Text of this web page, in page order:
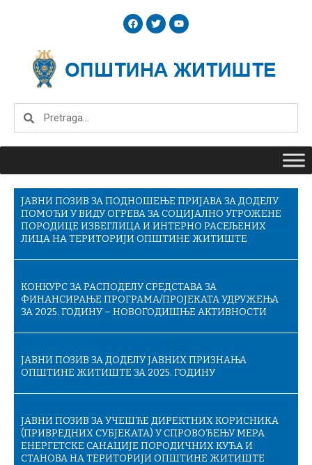
F
a
c
o
o
T
w
i
e
r
Y
o
u
b
e
Search
ЈАВНИ ПОЗИВ ЗА ПОДНОШЕЊЕ ПРИЈАВА ЗА ДОДЕЛУ
ПОМОЋИ У ВИДУ ОГРЕВА ЗА СОЦИЈАЛНО УГРОЖЕНЕ
ПОРОДИЦЕ ИЗБЕГЛИЦА И ИНТЕРНО РАСЕЉЕНИХ
ЛИЦА НА ТЕРИТОРИЈИ ОПШТИНЕ ЖИТИШТЕ
КОНКУРС ЗА РАСПОДЕЛУ СРЕДСТАВА ЗА
ФИНАНСИРАЊЕ ПРОГРАМА/ПРОЈЕКАТА УДРУЖЕЊА
ЗА 2025. ГОДИНУ – НОВОГОДИШЊЕ АКТИВНОСТИ
ЈАВНИ ПОЗИВ ЗА ДОДЕЛУ ЈАВНИХ ПРИЗНАЊА
ОПШТИНЕ ЖИТИШТЕ ЗА 2025. ГОДИНУ
ЈАВНИ ПОЗИВ ЗА УЧЕШЋЕ ДИРЕКТНИХ КОРИСНИКА
(ПРИВРЕДНИХ СУБЈЕКАТА) У СПРОВОЂЕЊУ МЕРА
ЕНЕРГЕТСКЕ САНАЦИЈЕ ПОРОДИЧНИХ КУЋА И
СТАНОВА НА ТЕРИТОРИЈИ ОПШТИНЕ ЖИТИШТЕ